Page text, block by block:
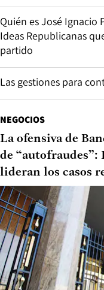
Quién es José
Ideas Republicanas
partido
Las gestiones para
NEGOCIOS
La ofensiva de
de
lideran los casos